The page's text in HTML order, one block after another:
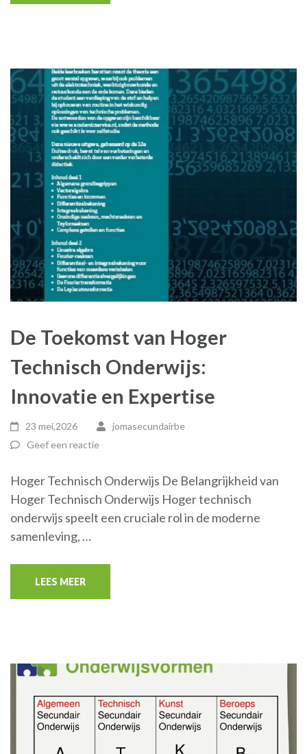
De Toekomst van Hoger
Technisch Onderwijs:
Innovatie en Expertise
23 mei,2026
jomasecundairbe
Geef een reactie
Hoger Technisch Onderwijs De Belangrijkheid van
Hoger Technisch Onderwijs Hoger technisch
onderwijs speelt een cruciale rol in de moderne
samenleving, …
LEES MEER